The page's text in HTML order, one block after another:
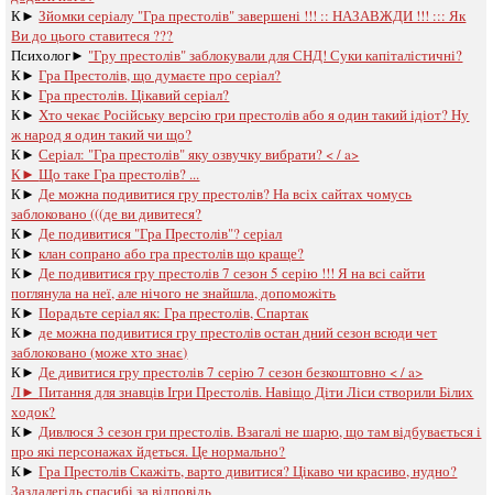
К►Зйомки серіалу "Гра престолів" завершені !!! :: НАЗАВЖДИ !!! ::: Як
Ви до цього ставитеся ???
Психолог► "Гру престолів" заблокували для СНД! Суки капіталістичні?
К►Гра Престолів, що думаєте про серіал?
К►Гра престолів. Цікавий серіал?
К► Хто чекає Російську версію гри престолів або я один такий ідіот? Ну
ж народ я один такий чи що?
К►Серіал: "Гра престолів" яку озвучку вибрати? < / a>
К►Що таке Гра престолів? ...
К► Де можна подивитися гру престолів? На всіх сайтах чомусь
заблоковано (((де ви дивитеся?
К► Де подивитися "Гра Престолів"? серіал
К►клан сопрано або гра престолів що краще?
К► Де подивитися гру престолів 7 сезон 5 серію !!! Я на всі сайти
поглянула на неї, але нічого не знайшла, допоможіть
К►Порадьте серіал як: Гра престолів, Спартак
К► де можна подивитися гру престолів остан дний сезон всюди чет
заблоковано (може хто знає)
К► Де дивитися гру престолів 7 серію 7 сезон безкоштовно < / a>
Л►Питання для знавців Ігри Престолів. Навіщо Діти Ліси створили Білих
ходок?
К► Дивлюся 3 сезон гри престолів. Взагалі не шарю, що там відбувається і
про які персонажах йдеться. Це нормально?
К►Гра Престолів Скажіть, варто дивитися? Цікаво чи красиво, нудно?
Заздалегідь спасибі за відповідь